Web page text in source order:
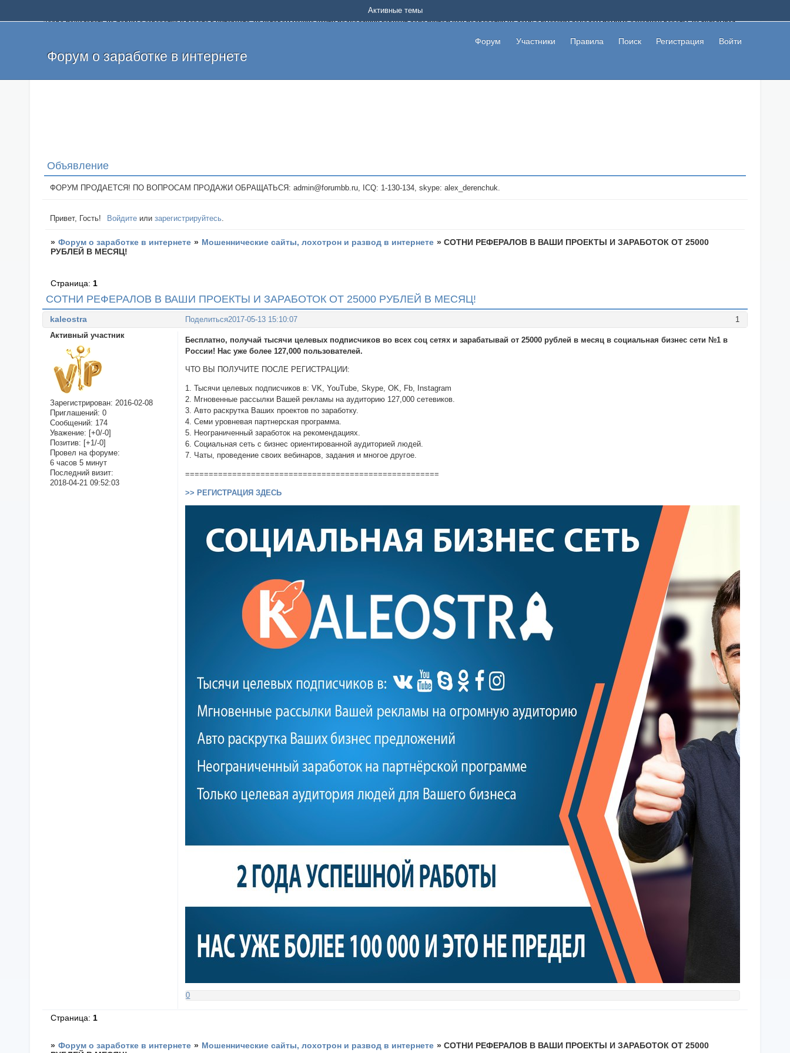
Добро пожаловать на форум о заработке и работе в интернете, на котором можно найти подходящий вариант дополнительной подработки на дому с высоким доходом помимо основной работы, не вкладывая
и оставлять свои отзывы. Если вы знаете, что определенный проект или сайт не платит, то указывайте в теме что это лохотрон, чтобы другие пользователи не попались на развод. Вы сможете начать зарабатывать
легкие деньги без вложений и регистрации уже сегодня. Создавайте новые темы, размещайте объявления со своими пригласительными ссылками и первая прибыль не заставит себя долго ждать.
Форум о заработке в интернете
Форум Участники Правила Поиск Регистрация Войти
Активные темы
Объявление
ФОРУМ ПРОДАЕТСЯ! ПО ВОПРОСАМ ПРОДАЖИ ОБРАЩАТЬСЯ: admin@forumbb.ru, ICQ: 1-130-134, skype: alex_derenchuk.
Привет, Гость! Войдите илизарегистрируйтесь.
» Форум о заработке в интернете » Мошеннические сайты, лохотрон и развод в интернете »СОТНИ РЕФЕРАЛОВ В ВАШИ ПРОЕКТЫ И ЗАРАБОТОК ОТ 25000
РУБЛЕЙ В МЕСЯЦ!
СОТНИ РЕФЕРАЛОВ В ВАШИ ПРОЕКТЫ И ЗАРАБОТОК ОТ 25000 РУБЛЕЙ В МЕСЯЦ!
Страница: 1
Поделиться 1
2017-05-13 15:10:07
kaleostra
Активный участник
Зарегистрирован: 2016-02-08
Приглашений: 0
Сообщений: 174
Уважение: [+0/-0]
Позитив: [+1/-0]
Провел на форуме:
6 часов 5 минут
Последний визит:
2018-04-21 09:52:03
Бесплатно, получай тысячи целевых подписчиков во всех соц сетях и зарабатывай от 25000 рублей в месяц в социальная бизнес сети №1 в
России! Нас уже более 127,000 пользователей.
ЧТО ВЫ ПОЛУЧИТЕ ПОСЛЕ РЕГИСТРАЦИИ:
1. Тысячи целевых подписчиков в: VK, YouTube, Skype, OK, Fb, Instagram
2. Мгновенные рассылки Вашей рекламы на аудиторию 127,000 сетевиков.
3. Авто раскрутка Ваших проектов по заработку.
4. Семи уровневая партнерская программа.
5. Неограниченный заработок на рекомендациях.
6. Социальная сеть с бизнес ориентированной аудиторией людей.
7. Чаты, проведение своих вебинаров, задания и многое другое.
======================================================
>> РЕГИСТРАЦИЯ ЗДЕСЬ
0
Страница:1
» Форум о заработке в интернете » Мошеннические сайты, лохотрон и развод в интернете »СОТНИ РЕФЕРАЛОВ В ВАШИ ПРОЕКТЫ И ЗАРАБОТОК ОТ 25000